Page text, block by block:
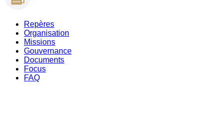
Repères
Organisation
Missions
Gouvernance
Documents
Focus
FAQ